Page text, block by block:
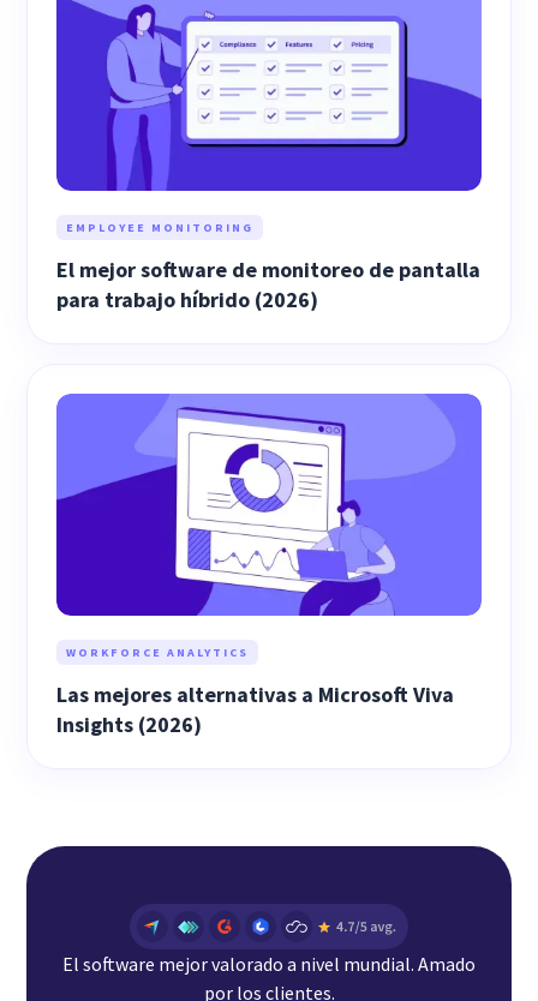
EMPLOYEE MONITORING
El mejor software de monitoreo de pantalla
para trabajo híbrido (2026)
WORKFORCE ANALYTICS
Las mejores alternativas a Microsoft Viva
Insights (2026)
El software mejor valorado a nivel mundial. Amado
por los clientes.